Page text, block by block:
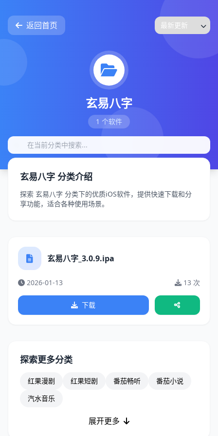
返回首页
玄易八字
1 个软件
玄易八字 分类介绍
探索 玄易八字 分类下的优质iOS软件，提供快速下载和分
享功能，适合各种使用场景。
玄易八字_3.0.9.ipa
2026-01-13 13 次
下载
探索更多分类
红果漫剧 红果短剧 番茄畅听
番茄小说
汽水音乐
展开更多